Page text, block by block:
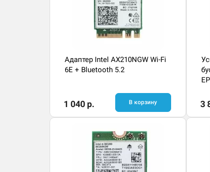
Адаптер Intel AX210NGW Wi-Fi
6E + Bluetooth 5.2
1 040 р. В корзину 3